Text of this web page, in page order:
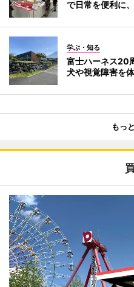
で日常を便利に
学ぶ・知る
富士ハーネス20
犬や視覚障害を
もっ